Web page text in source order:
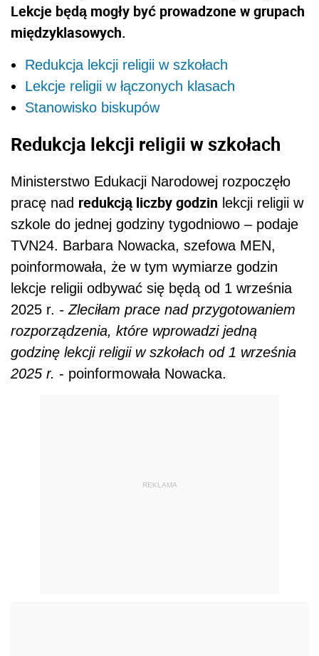
Lekcje będą mogły być prowadzone w grupach
międzyklasowych.
Redukcja lekcji religii w szkołach
Lekcje religii w łączonych klasach
Stanowisko biskupów
Redukcja lekcji religii w szkołach
Ministerstwo Edukacji Narodowej rozpoczęło
pracę nad redukcją liczby godzin lekcji religii w
szkole do jednej godziny tygodniowo – podaje
TVN24. Barbara Nowacka, szefowa MEN,
poinformowała, że w tym wymiarze godzin
lekcje religii odbywać się będą od 1 września
2025 r. - Zleciłam prace nad przygotowaniem
rozporządzenia, które wprowadzi jedną
godzinę lekcji religii w szkołach od 1 września
2025 r. - poinformowała Nowacka.
REKLAMA